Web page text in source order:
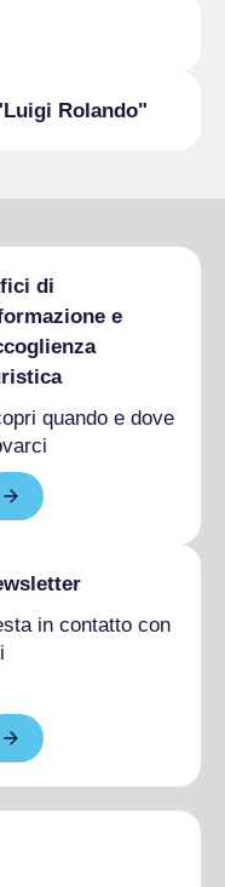
Rolando"
di
e
quando e dove
in contatto con